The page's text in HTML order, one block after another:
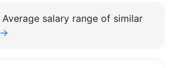
Average salary range of similar